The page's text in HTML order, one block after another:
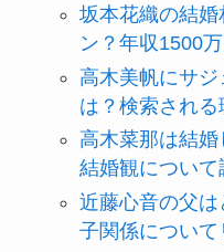
坂本花織の結
ン？年収1500
高木美帆にサジ
は？検索される
高木菜那は結
結婚観について
近藤心音の父
子関係について